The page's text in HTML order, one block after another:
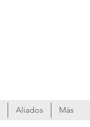
Aliados Más